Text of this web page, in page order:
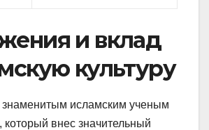
и вклад
культуру
исламским ученым
внес значительный